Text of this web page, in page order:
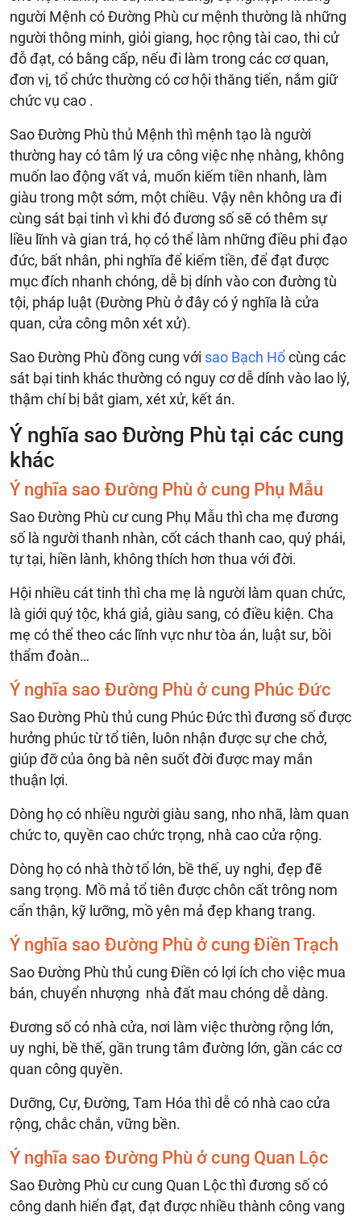
người Mệnh có Đường Phù cư mệnh thường là những
người thông minh, giỏi giang, học rộng tài cao, thi cử
đỗ đạt, có bằng cấp, nếu đi làm trong các cơ quan,
đơn vị, tổ chức thường có cơ hội thăng tiến, nắm giữ
chức vụ cao .
Sao Đường Phù thủ Mệnh thì mệnh tạo là người
thường hay có tâm lý ưa công việc nhẹ nhàng, không
muốn lao động vất vả, muốn kiếm tiền nhanh, làm
giàu trong một sớm, một chiều. Vậy nên không ưa đi
cùng sát bại tinh vì khi đó đương số sẽ có thêm sự
liều lĩnh và gian trá, họ có thể làm những điều phi đạo
đức, bất nhân, phi nghĩa để kiếm tiền, để đạt được
mục đích nhanh chóng, dễ bị dính vào con đường tù
tội, pháp luật (Đường Phù ở đây có ý nghĩa là cửa
quan, cửa công môn xét xử).
Sao Đường Phù đồng cung với sao Bạch Hổcùng các
sát bại tinh khác thường có nguy cơ dễ dính vào lao lý,
thậm chí bị bắt giam, xét xử, kết án.
Ý nghĩa sao Đường Phù tại các cung
khác
Ý nghĩa sao Đường Phù ở cung Phụ Mẫu
Sao Đường Phù cư cung Phụ Mẫu thì cha mẹ đương
số là người thanh nhàn, cốt cách thanh cao, quý phái,
tự tại, hiền lành, không thích hơn thua với đời.
Hội nhiều cát tinh thì cha mẹ là người làm quan chức,
là giới quý tộc, khá giả, giàu sang, có điều kiện. Cha
mẹ có thể theo các lĩnh vực như tòa án, luật sư, bồi
thẩm đoàn…
Ý nghĩa sao Đường Phù ở cung Phúc Đức
Sao Đường Phù thủ cung Phúc Đức thì đương số được
hưởng phúc từ tổ tiên, luôn nhận được sự che chở,
giúp đỡ của ông bà nên suốt đời được may mắn
thuận lợi.
Dòng họ có nhiều người giàu sang, nho nhã, làm quan
chức to, quyền cao chức trọng, nhà cao cửa rộng.
Dòng họ có nhà thờ tổ lớn, bề thế, uy nghi, đẹp đẽ
sang trọng. Mồ mả tổ tiên được chôn cất trông nom
cẩn thận, kỹ lưỡng, mồ yên mả đẹp khang trang.
Ý nghĩa sao Đường Phù ở cung Điền Trạch
Sao Đường Phù thủ cung Điền có lợi ích cho việc mua
bán, chuyển nhượng nhà đất mau chóng dễ dàng.
Đương số có nhà cửa, nơi làm việc thường rộng lớn,
uy nghi, bề thế, gần trung tâm đường lớn, gần các cơ
quan công quyền.
Dưỡng, Cự, Đường, Tam Hóa thì dễ có nhà cao cửa
rộng, chắc chắn, vững bền.
Ý nghĩa sao Đường Phù ở cung Quan Lộc
Sao Đường Phù cư cung Quan Lộc thì đương số có
công danh hiển đạt, đạt được nhiều thành công vang